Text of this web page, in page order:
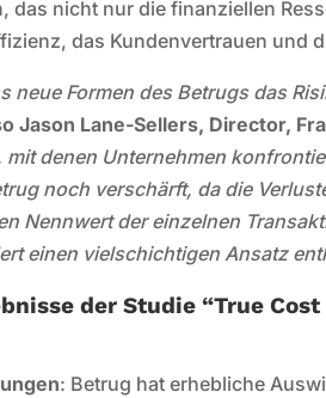
das nicht nur die finanziellen
das Kundenvertrauen und
neue Formen des Betrugs das
Jason Lane-Sellers, Director,
mit denen Unternehmen
noch verschärft, da die
Nennwert der einzelnen
einen vielschichtigen Ansatz
der Studie “True
: Betrug hat erhebliche